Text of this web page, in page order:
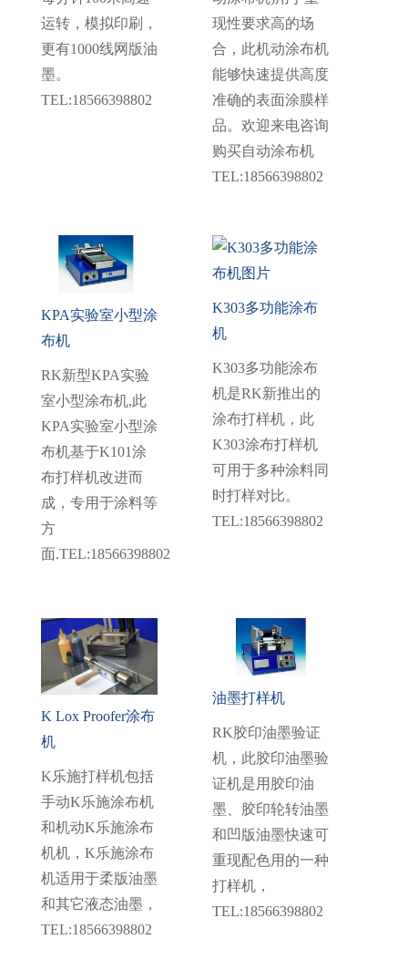
运转，模拟印刷，
更有1000线网版油
墨。
TEL:18566398802
现性要求高的场
合，此机动涂布机
能够快速提供高度
准确的表面涂膜样
品。欢迎来电咨询
购买自动涂布机
TEL:18566398802
KPA实验室小型涂
布机
RK新型KPA实验
室小型涂布机,此
KPA实验室小型涂
布机基于K101涂
布打样机改进而
成，专用于涂料等
方
面.TEL:18566398802
K303多功能涂布
机
K303多功能涂布
机是RK新推出的
涂布打样机，此
K303涂布打样机
可用于多种涂料同
时打样对比。
TEL:18566398802
K Lox Proofer涂布
机
K乐施打样机包括
手动K乐施涂布机
和机动K乐施涂布
机机，K乐施涂布
机适用于柔版油墨
和其它液态油墨，
TEL:18566398802
油墨打样机
RK胶印油墨验证
机，此胶印油墨验
证机是用胶印油
墨、胶印轮转油墨
和凹版油墨快速可
重现配色用的一种
打样机，
TEL:18566398802